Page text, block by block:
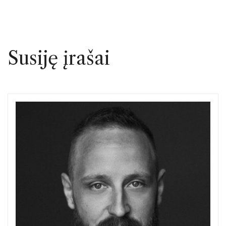
Susiję įrašai